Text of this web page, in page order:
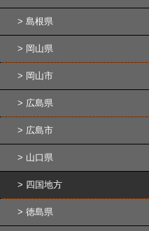
島根県
岡山県
岡山市
広島県
広島市
山口県
四国地方
徳島県